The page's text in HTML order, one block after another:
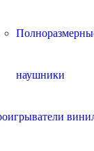
наушники